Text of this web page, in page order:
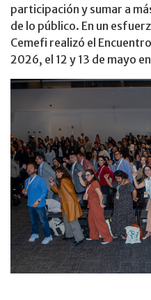
participación y sumar a
de lo público. En un
Cemefi realizó el
2026, el 12 y 13 de mayo